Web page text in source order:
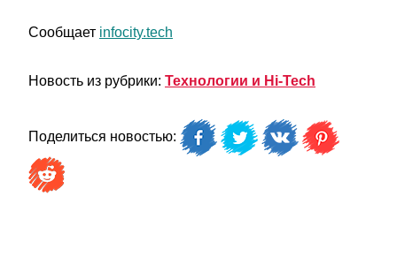
Сообщает infocity.tech
Новость из рубрики: Технологии и Hi-Tech
Поделиться новостью: